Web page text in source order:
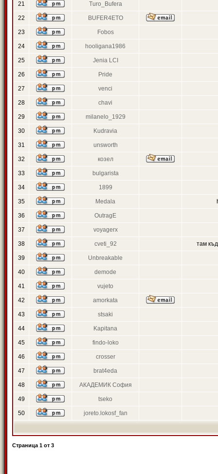
21 Turo_Bufera
22 BUFER4ETO
23 Fobos
24 hooligana1986
25 Jenia LCI
26 Pride
27 venci
28 chavi
29 milanelo_1929
30 Kudravia
31 unsworth
32 козел
33 bulgarista
34 1899
35 Medala
36 OutragE
37 voyagerx
38 cveti_92 там
39 Unbreakable
40 demode
41 vujeto
42 amorkata
43 stsaki
44 Kapitana
45 findo-loko
46 crosser
47 brat4eda
48 АКАДЕМИК София
49 tseko
50 joreto.lokosf_fan
Страница 1 от 3